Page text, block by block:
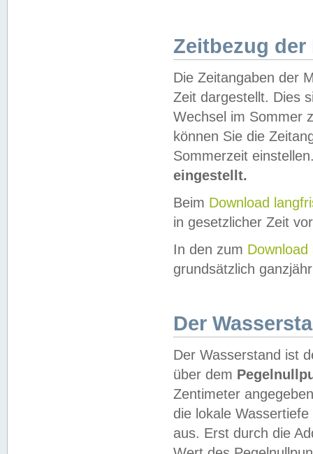
Zeitbezug der
Die Zeitangaben der
Zeit dargestellt. Dies
Wechsel im Sommer
können Sie die
Sommerzeit
eingestellt.
Beim Download
in gesetzlicher Zeit
In den zum Download
grundsätzlich
Der
Der Wasserstand ist
über dem
Zentimeter
die lokale
aus. Erst durch die